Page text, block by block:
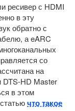
ресивер с HDMI
в эту
обратно с
а eARC
со
на
HD Master
в этом
что такое